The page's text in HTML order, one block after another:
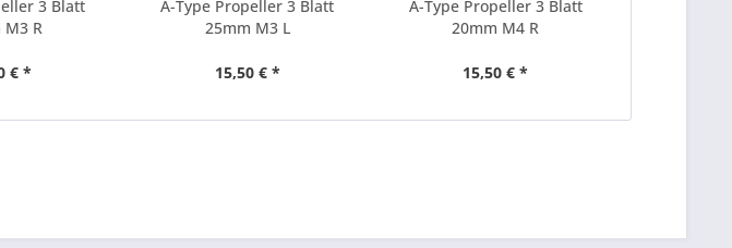
3 Blatt
M3 R
€ *
A-Type Propeller 3 Blatt
25mm M3 L
15,50 € *
A-Type Propeller 3 Blatt
20mm M4 R
15,50 € *